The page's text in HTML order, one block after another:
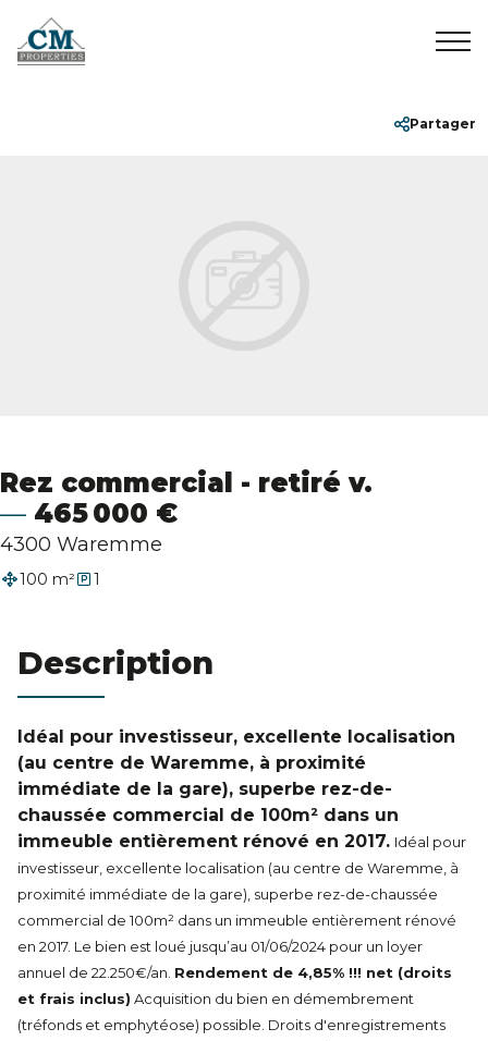
Estimation
Rez commercial - retiré v.
465 000 €
4300 Waremme
100 m² 1
Partager
Description
Idéal pour investisseur, excellente localisation
(au centre de Waremme, à proximité
immédiate de la gare), superbe rez-de-
chaussée commercial de 100m² dans un
immeuble entièrement rénové en 2017. Idéal pour
investisseur, excellente localisation (au centre de Waremme, à
proximité immédiate de la gare), superbe rez-de-chaussée
commercial de 100m² dans un immeuble entièrement rénové
en 2017. Le bien est loué jusqu’au 01/06/2024 pour un loyer
annuel de 22.250€/an. Rendement de 4,85% !!! net (droits
et frais inclus) Acquisition du bien en démembrement
(tréfonds et emphytéose) possible. Droits d'enregistrements